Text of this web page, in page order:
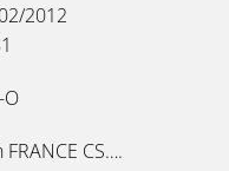
2012
CS….